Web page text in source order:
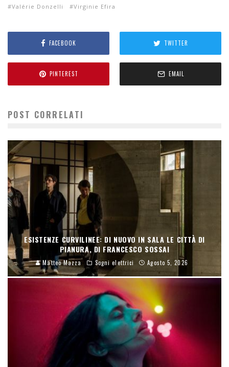
Valérie Donzelli
Virginie Efira
FACEBOOK TWITTER
PINTEREST EMAIL
POST CORRELATI
ESISTENZE CURVILINEE: DI NUOVO IN SALA LE CITTÀ DI
PIANURA, DI FRANCESCO SOSSAI
Matteo Mazza Sogni elettrici Agosto 5, 2026